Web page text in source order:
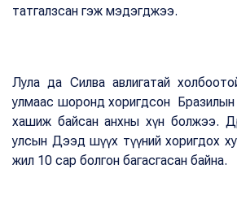
татгалзсан гэж мэдэгджээ.
Лула да Силва авлигатай
улмаас шоронд хоригдсон Бразилын
хашиж байсан анхны хүн болжээ.
улсын Дээд шүүх түүний хоригдох
жил 10 сар болгон багасгасан байна.